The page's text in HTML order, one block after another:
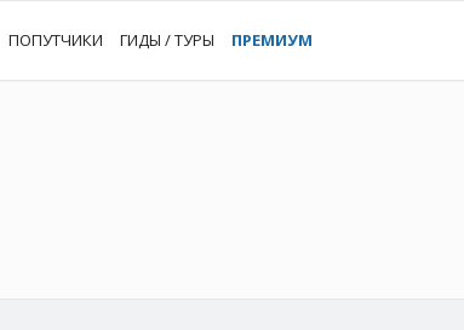
ПОПУТЧИКИ ГИДЫ / ТУРЫ ПРЕМИУМ